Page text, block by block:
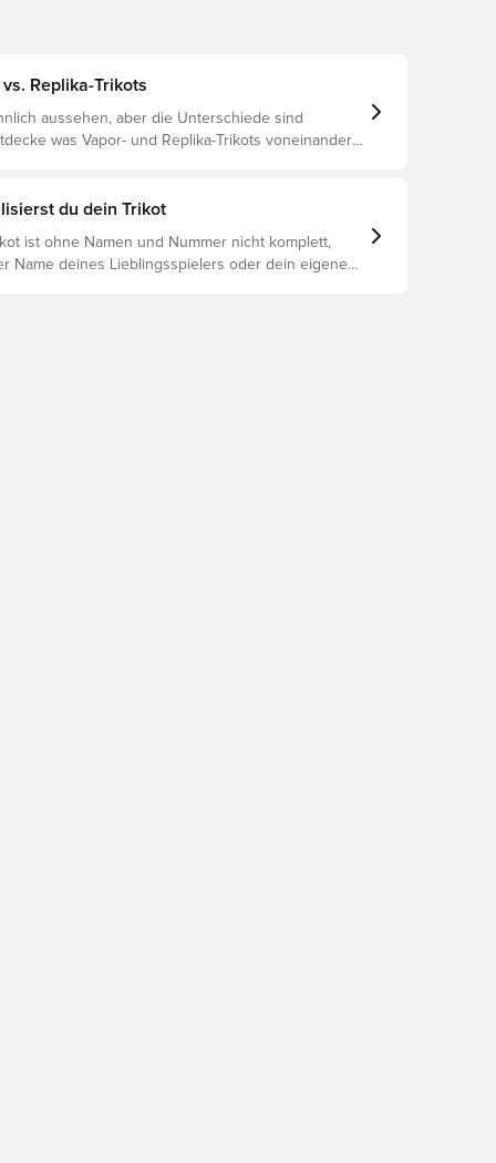
Replika-Trikots
aussehen, aber die Unterschiede sind
was Vapor- und Replika-Trikots voneinander
du dein Trikot
ist ohne Namen und Nummer nicht komplett,
Name deines Lieblingsspielers oder dein eigener